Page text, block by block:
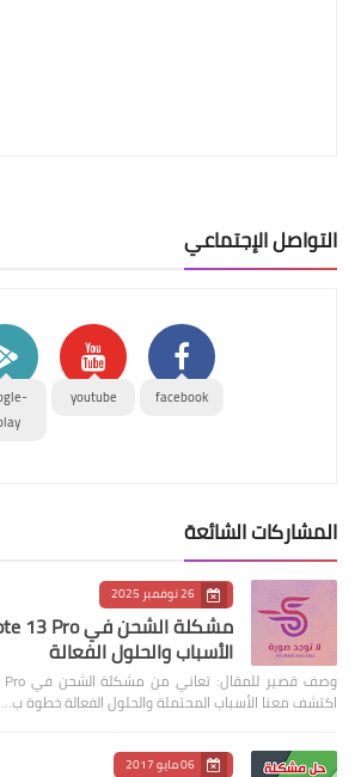
التواصل الإجتماعي
facebook
youtube
المشاركات الشائعة
26 نوفمبر 2025
الأسباب والحلول الفعالة
اكتشف معنا الأسباب المحتملة والحلول الفعالة خطوة ب…
06 مايو 2017